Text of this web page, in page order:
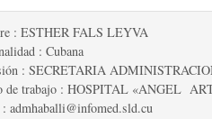
: ESTHER FALS LEYVA
: Cubana
: SECRETARIA
de trabajo : HOSPITAL «ANGEL
admhaballi@infomed.sld.cu